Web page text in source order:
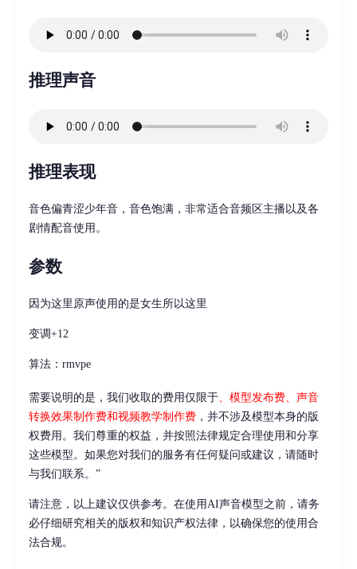
推理声音
推理表现
音色偏青涩少年音，音色饱满，非常适合音频区主播以及各
剧情配音使用。
参数
因为这里原声使用的是女生所以这里
变调+12
算法：rmvpe
需要说明的是，我们收取的费用仅限于 、模型发布费、声音
转换效果制作费和视频教学制作费 ，并不涉及模型本身的版
权费用。我们尊重的权益，并按照法律规定合理使用和分享
这些模型。如果您对我们的服务有任何疑问或建议，请随时
与我们联系。”
请注意，以上建议仅供参考。在使用AI声音模型之前，请务
必仔细研究相关的版权和知识产权法律，以确保您的使用合
法合规。